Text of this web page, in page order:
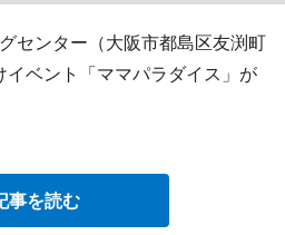
センター（大阪市都島区友渕町
ベント「ママパラダイス」が
事を読む